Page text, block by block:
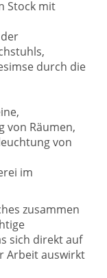
Stock mit
durch die
von Räumen,
von
im
zusammen
sich direkt auf
Arbeit auswirkt